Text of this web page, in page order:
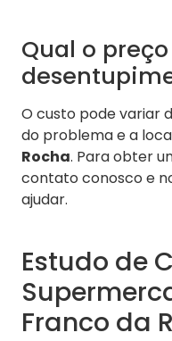
Qual o
O custo pode variar
do problema e a
Rocha. Para obter
contato conosco e
ajudar.
Estudo de
Franco da